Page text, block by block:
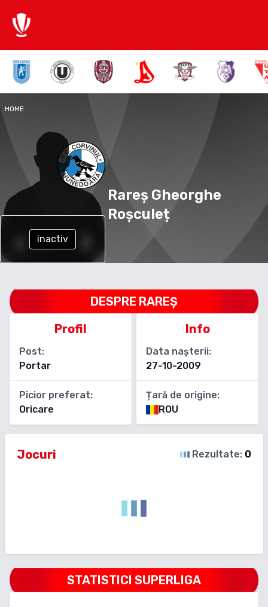
HOME
inactiv
Rareș Gheorghe
Roșculeț
DESPRE RAREȘ
Profil
Post:
Portar
Picior preferat:
Oricare
Info
Data nașterii:
27-10-2009
Țară de origine:
ROU
Jocuri Rezultate: 0
STATISTICI SUPERLIGA